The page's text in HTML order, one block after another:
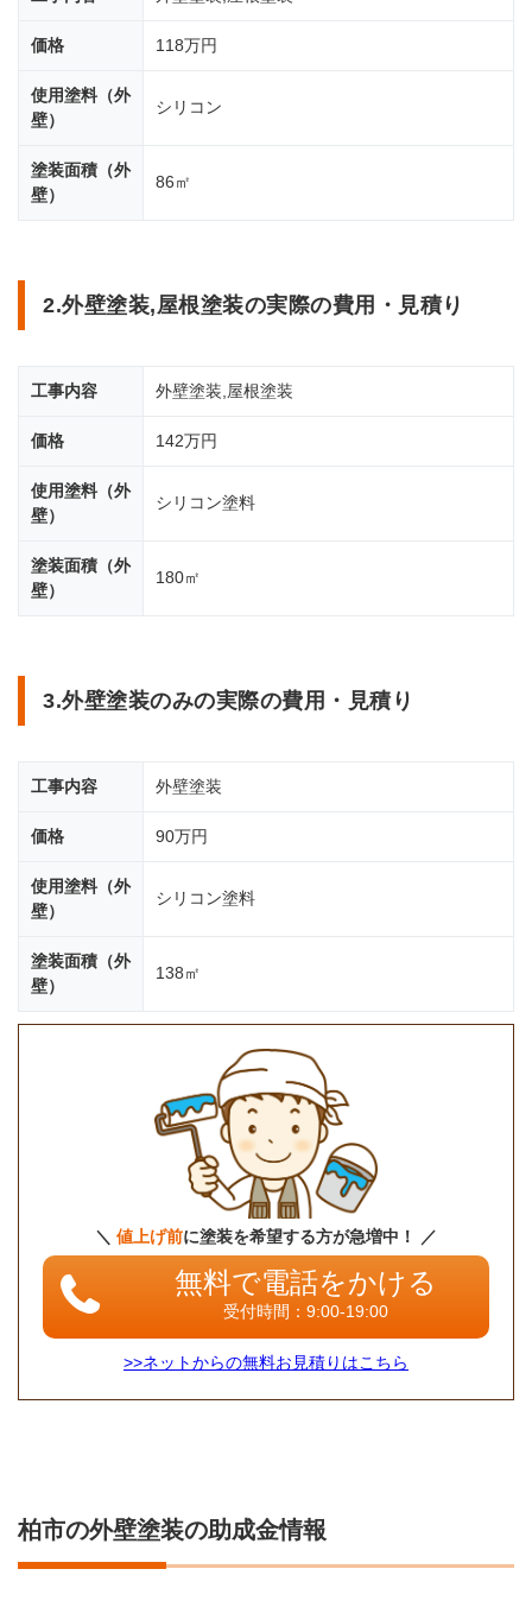
価格 118万円
使用塗料（外
壁）
シリコン
塗装面積（外
壁）
86㎡
2.外壁塗装,屋根塗装の実際の費用・見積り
工事内容 外壁塗装,屋根塗装
価格 142万円
使用塗料（外
壁）
シリコン塗料
塗装面積（外
壁）
180㎡
3.外壁塗装のみの実際の費用・見積り
工事内容 外壁塗装
価格 90万円
使用塗料（外
壁）
シリコン塗料
塗装面積（外
壁）
138㎡
＼ 値上げ前に塗装を希望する方が急増中！ ／
無料で電話をかける
受付時間：9:00-19:00
>>ネットからの無料お見積りはこちら
柏市の外壁塗装の助成金情報